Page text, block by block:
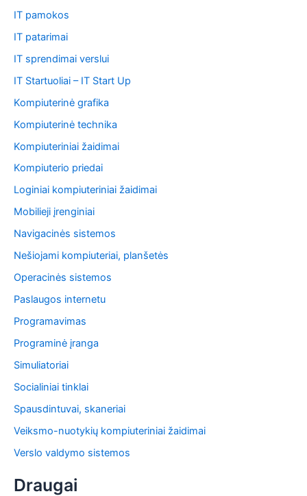
IT pamokos
IT patarimai
IT sprendimai verslui
IT Startuoliai – IT Start Up
Kompiuterinė grafika
Kompiuterinė technika
Kompiuteriniai žaidimai
Kompiuterio priedai
Loginiai kompiuteriniai žaidimai
Mobilieji įrenginiai
Navigacinės sistemos
Nešiojami kompiuteriai, planšetės
Operacinės sistemos
Paslaugos internetu
Programavimas
Programinė įranga
Simuliatoriai
Socialiniai tinklai
Spausdintuvai, skaneriai
Veiksmo-nuotykių kompiuteriniai žaidimai
Verslo valdymo sistemos
Draugai